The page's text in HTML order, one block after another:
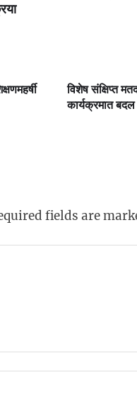
विशेष संक्षिप्त
कार्यक्रमात बदल
fields are